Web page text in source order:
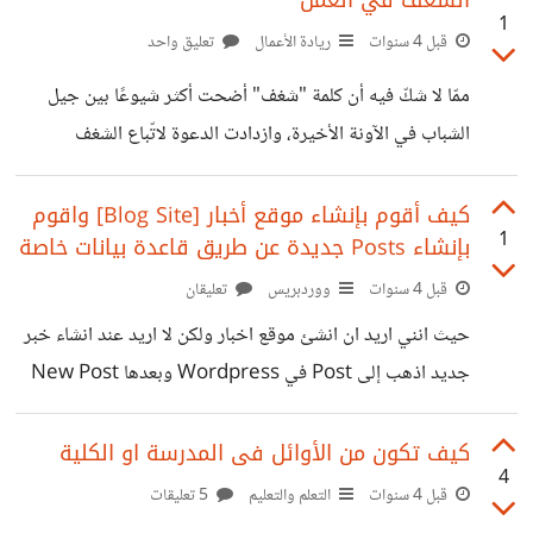
قوله إنه أمر طبيعي لكن من غير الطبيعي أن يصبح الوضع دائماً
حاول اتباع النصائح التالية التي ستعيد لك شغفك وتعيدك لطريق
السعي وراء هدفك العلّمي.
1
قبل 4 سنوات ريادة الأعمال تعليق واحد
ممّا لا شكّ فيه أن كلمة "شغف" أضحت أكثر شيوعًا بين جيل
الشباب في الآونة الأخيرة، وازدادت الدعوة لاتّباع الشغف
وتحقيقه والعثور عليه، فما هو الشغف؟ كيف تعيشه؟ وكيف تعثر
عليه؟ تمّ تعريف الشغف في قاموس أوكسفورد بأنه شعور قويّ
للغاية بالكاد تستطيع السيطرة عليه. ووصفته أوبرا وينفري قائلة:
"الشغف هو طاقة، وشعور بالقوة نابع من التركيز على ما يثير
حماسك". لقد صدقت أوبرا بالفعل في وصفها، فإذا التقيت
بشخص شغوف ستلحظ وتشعر على الفور بكميّة هائلة من الطاقة
1
كيف أقوم بإنشاء موقع أخبار [Blog Site] واقوم
بإنشاء Posts جديدة عن طريق قاعدة بيانات خاصة
قبل 4 سنوات ووردبريس تعليقان
حيث انني اريد ان انشئ موقع اخبار ولكن لا اريد عند انشاء خبر
جديد اذهب إلى Post في Wordpress وبعدها New Post
أريد قاعدة بيانات داخل Website وادخل بيانات الخبر واضغط
على Submit فينشأ الخبر ولكن المشكلة أنني لا أريد أي أحد أن
يضع خبر جديد اريد وضع حماية عليها او ان يكون اشخاص
4
كيف تكون من الأوائل فى المدرسة او الكلية
قبل 4 سنوات التعلم والتعليم